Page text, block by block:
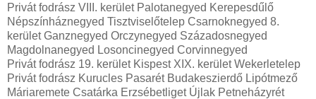
Privát fodrász VIII. kerület Palotanegyed Kerepesdűlő
Népszínháznegyed Tisztviselőtelep Csarnoknegyed 8.
kerület Ganznegyed Orczynegyed Századosnegyed
Magdolnanegyed Losoncinegyed Corvinnegyed
Privát fodrász 19. kerület Kispest XIX. kerület Wekerletelep
Privát fodrász Kurucles Pasarét Budakeszierdő Lipótmező
Máriaremete Csatárka Erzsébetliget Újlak Petneházyrét